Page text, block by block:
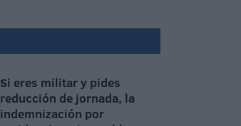
Si eres militar y pides
reducción de jornada, la
indemnización por